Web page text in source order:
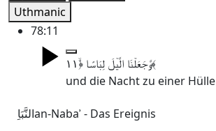
Uthmanic
78:11
وَّجَعَلۡنَا الَّیۡلَ لِبَاسًا ﴿ۙ۱۱﴾
und die Nacht zu einer Hülle
النَّبَاِan-Nabaʾ - Das Ereignis